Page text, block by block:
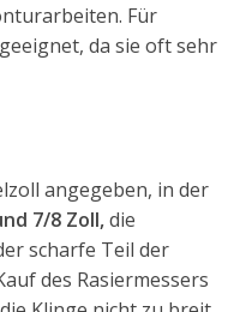
Für
da sie oft sehr
angegeben, in der
7/8 Zoll,die
scharfe Teil der
des Rasiermessers